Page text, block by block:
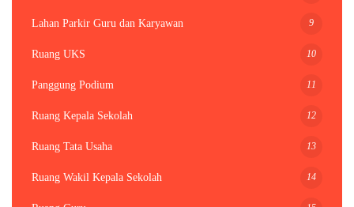
Lahan Parkir Guru dan Karyawan 9
Ruang UKS 10
Panggung Podium 11
Ruang Kepala Sekolah 12
Ruang Tata Usaha 13
Ruang Wakil Kepala Sekolah 14